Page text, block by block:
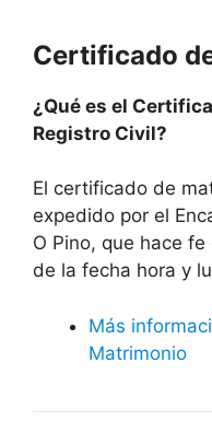
Certificado
¿Qué es el
Registro Civil?
El certificado de
expedido por el
O Pino, que hace
de la fecha hora y
Más
Matrimonio